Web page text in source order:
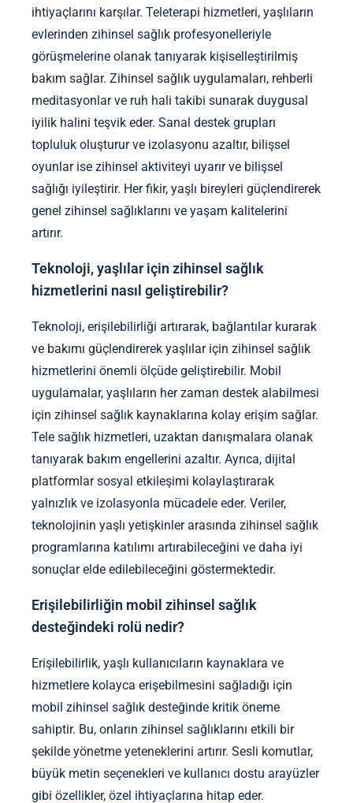
ihtiyaçlarını karşılar. Teleterapi hizmetleri, yaşlıların
evlerinden zihinsel sağlık profesyonelleriyle
görüşmelerine olanak tanıyarak kişiselleştirilmiş
bakım sağlar. Zihinsel sağlık uygulamaları, rehberli
meditasyonlar ve ruh hali takibi sunarak duygusal
iyilik halini teşvik eder. Sanal destek grupları
topluluk oluşturur ve izolasyonu azaltır, bilişsel
oyunlar ise zihinsel aktiviteyi uyarır ve bilişsel
sağlığı iyileştirir. Her fikir, yaşlı bireyleri güçlendirerek
genel zihinsel sağlıklarını ve yaşam kalitelerini
artırır.
Teknoloji, yaşlılar için zihinsel sağlık
hizmetlerini nasıl geliştirebilir?
Teknoloji, erişilebilirliği artırarak, bağlantılar kurarak
ve bakımı güçlendirerek yaşlılar için zihinsel sağlık
hizmetlerini önemli ölçüde geliştirebilir. Mobil
uygulamalar, yaşlıların her zaman destek alabilmesi
için zihinsel sağlık kaynaklarına kolay erişim sağlar.
Tele sağlık hizmetleri, uzaktan danışmalara olanak
tanıyarak bakım engellerini azaltır. Ayrıca, dijital
platformlar sosyal etkileşimi kolaylaştırarak
yalnızlık ve izolasyonla mücadele eder. Veriler,
teknolojinin yaşlı yetişkinler arasında zihinsel sağlık
programlarına katılımı artırabileceğini ve daha iyi
sonuçlar elde edilebileceğini göstermektedir.
Erişilebilirliğin mobil zihinsel sağlık
desteğindeki rolü nedir?
Erişilebilirlik, yaşlı kullanıcıların kaynaklara ve
hizmetlere kolayca erişebilmesini sağladığı için
mobil zihinsel sağlık desteğinde kritik öneme
sahiptir. Bu, onların zihinsel sağlıklarını etkili bir
şekilde yönetme yeteneklerini artırır. Sesli komutlar,
büyük metin seçenekleri ve kullanıcı dostu arayüzler
gibi özellikler, özel ihtiyaçlarına hitap eder.